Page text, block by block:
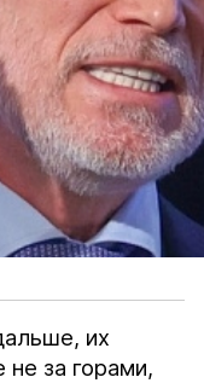
их
не за горами,